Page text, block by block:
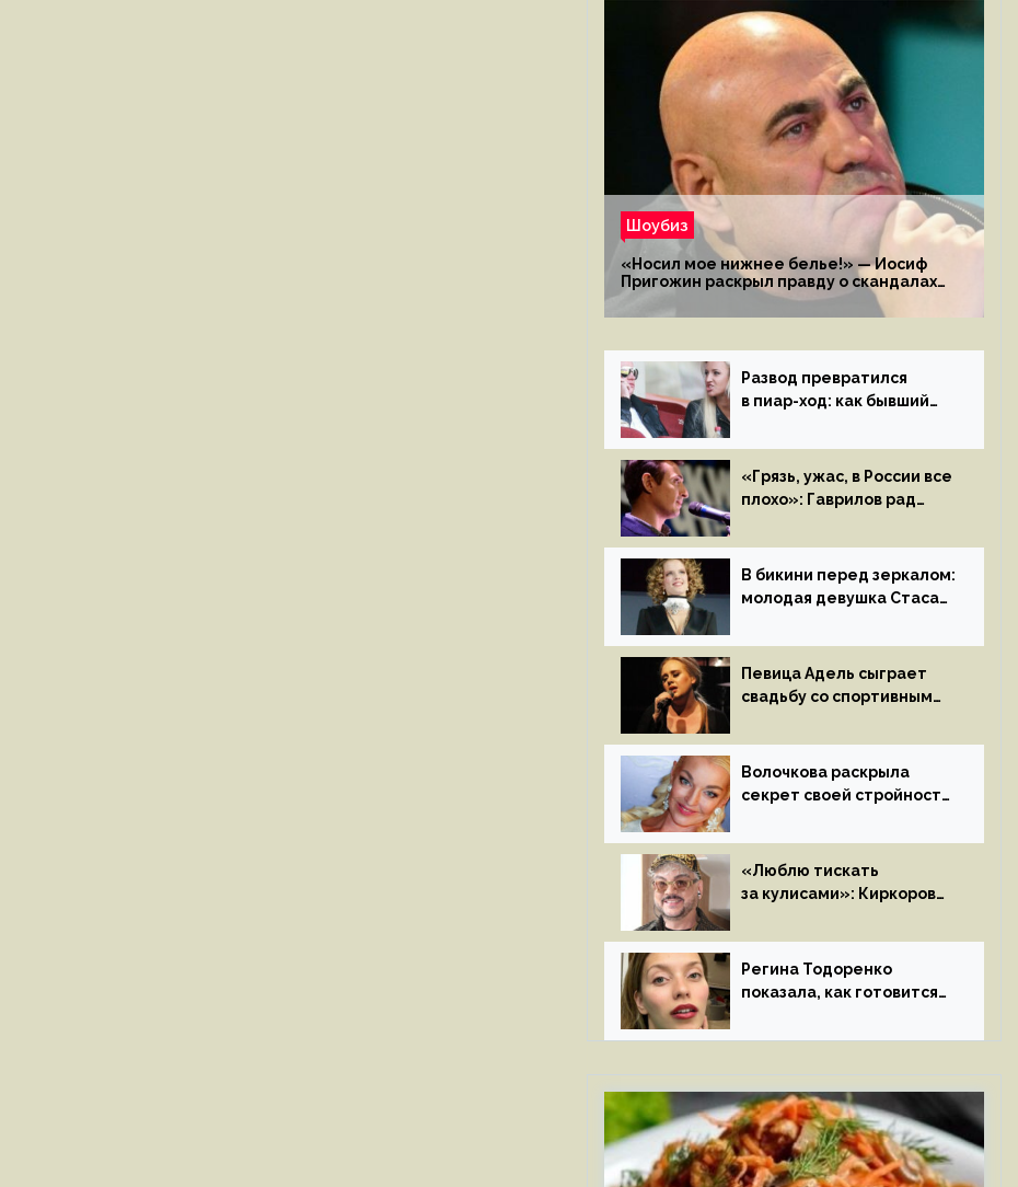
Шоубиз
«Носил мое нижнее белье!» — Иосиф
Пригожин раскрыл правду о скандалах
с мужем своей экс-жены
Развод превратился
в пиар-ход: как бывший
популярной
«Грязь, ужас, в России все
плохо»: Гаврилов рад
иноагентов
В бикини перед зеркалом:
молодая девушка Стаса
на камеру
Певица Адель сыграет
свадьбу со спортивным
этим летом
Волочкова раскрыла
секрет своей стройности:
страстные…»
«Люблю тискать
за кулисами»: Киркоров
к молодой особе
Регина Тодоренко
показала, как готовится
ребенка